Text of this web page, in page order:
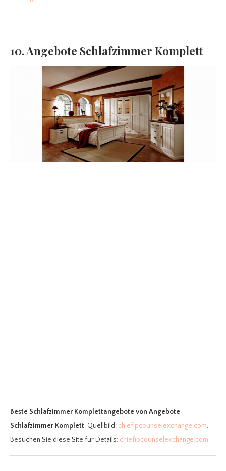
10. Angebote Schlafzimmer Komplett
Beste Schlafzimmer Komplettangebote von Angebote
Schlafzimmer Komplett. Quellbild: chiefipcounselexchange.com.
Besuchen Sie diese Site für Details: chiefipcounselexchange.com